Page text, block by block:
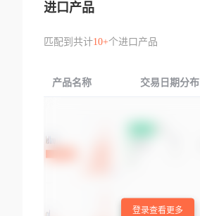
进口产品
匹配到共计10+个进口产品
产品名称 交易日期分布
登录查看更多